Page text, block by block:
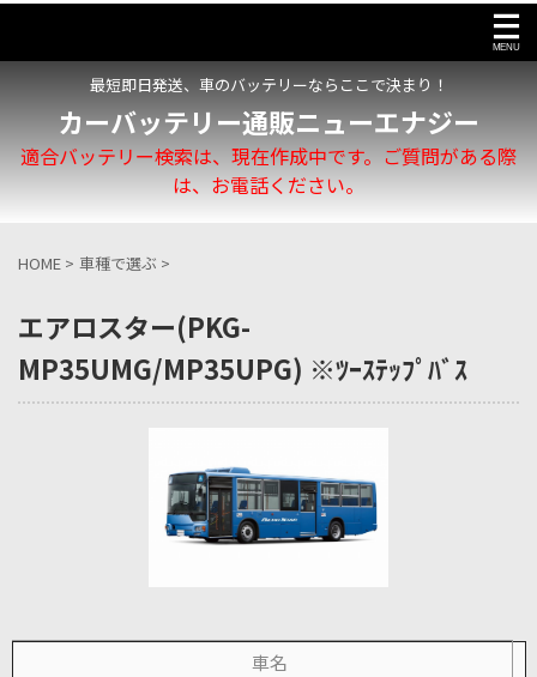
最短即日発送、車のバッテリーならここで決まり！
カーバッテリー通販ニューエナジー
適合バッテリー検索は、現在作成中です。ご質問がある際
は、お電話ください。
HOME > 車種で選ぶ >
エアロスター(PKG-
MP35UMG/MP35UPG) ※ﾂｰｽﾃｯﾌﾟﾊﾞｽ
車名